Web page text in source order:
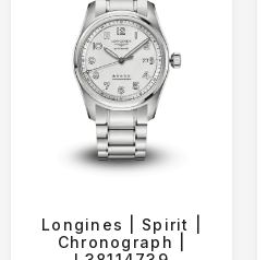
Longines | Spirit |
Chronograph |